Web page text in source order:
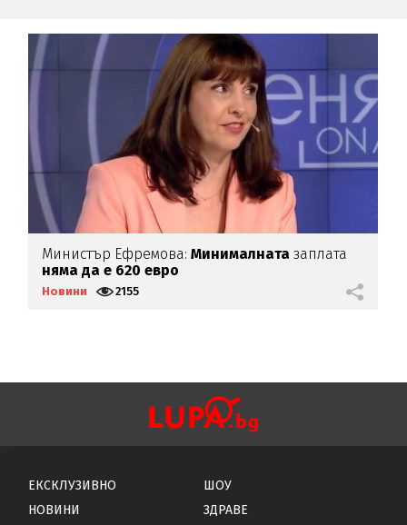
Министър Ефремова:Минималната заплата
няма да е 620 евро
Новини 2155
ЕКСКЛУЗИВНО
НОВИНИ
ШОУ
ЗДРАВЕ